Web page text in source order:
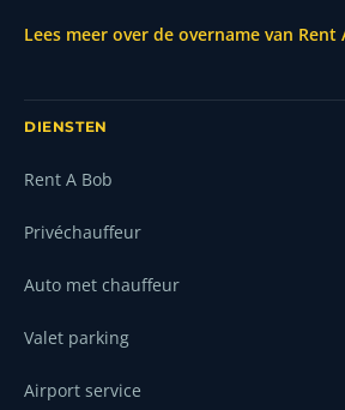
Lees meer over de overname van Rent
DIENSTEN
Rent A Bob
Privéchauffeur
Auto met chauffeur
Valet parking
Airport service